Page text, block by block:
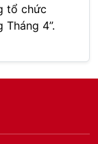
tổ chức
4”.